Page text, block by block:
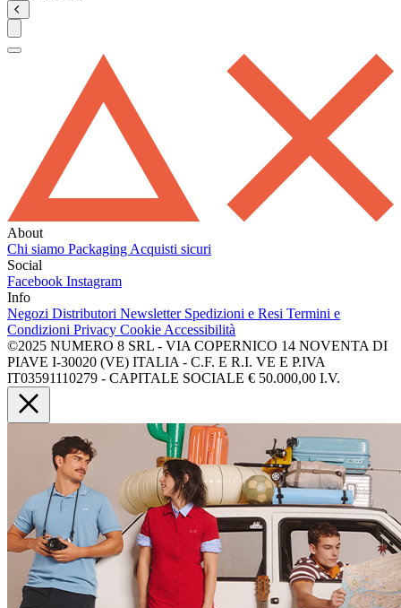
About
Chi siamo Packaging Acquisti sicuri
Social
Facebook Instagram
Info
Negozi Distributori Newsletter Spedizioni e Resi Termini e
Condizioni Privacy Cookie Accessibilità
©2025 NUMERO 8 SRL - VIA COPERNICO 14 NOVENTA DI
PIAVE I-30020 (VE) ITALIA - C.F. E R.I. VE E P.IVA
IT03591110279 - CAPITALE SOCIALE € 50.000,00 I.V.